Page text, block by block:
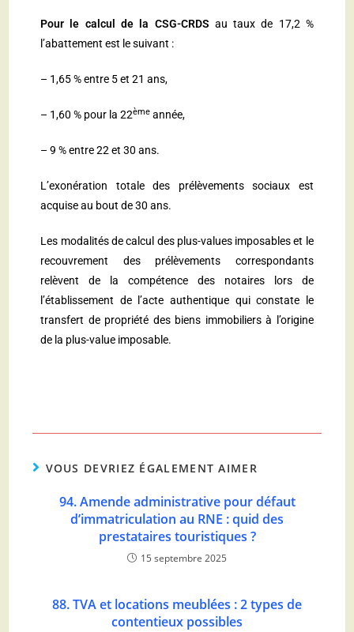
Pour le calcul de la CSG-CRDS au taux de 17,2 %
l’abattement est le suivant :
– 1,65 % entre 5 et 21 ans,
– 1,60 % pour la 22ème année,
– 9 % entre 22 et 30 ans.
L’exonération totale des prélèvements sociaux est
acquise au bout de 30 ans.
Les modalités de calcul des plus-values imposables et le
recouvrement des prélèvements correspondants
relèvent de la compétence des notaires lors de
l’établissement de l’acte authentique qui constate le
transfert de propriété des biens immobiliers à l’origine
de la plus-value imposable.
VOUS DEVRIEZ ÉGALEMENT AIMER
94. Amende administrative pour défaut
d’immatriculation au RNE : quid des
prestataires touristiques ?
15 septembre 2025
88. TVA et locations meublées : 2 types de
contentieux possibles